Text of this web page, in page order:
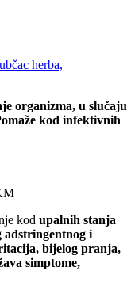
herba,
organizma, u slučaju
kod infektivnih
kod upalnih stanja
adstringentnog i
bijelog pranja,
simptome,